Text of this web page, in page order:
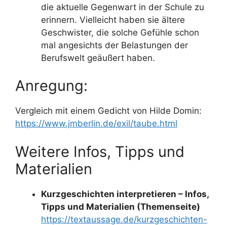
die aktuelle Gegenwart in der Schule zu
erinnern. Vielleicht haben sie ältere
Geschwister, die solche Gefühle schon
mal angesichts der Belastungen der
Berufswelt geäußert haben.
Anregung:
Vergleich mit einem Gedicht von Hilde Domin:
https://www.jmberlin.de/exil/taube.html
Weitere Infos, Tipps und
Materialien
Kurzgeschichten interpretieren – Infos,
Tipps und Materialien (Themenseite)
https://textaussage.de/kurzgeschichten-